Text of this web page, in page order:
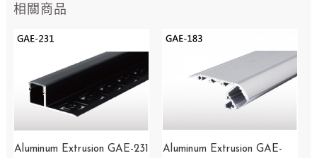
相關商品
Aluminum Extrusion GAE-231
Aluminum Extrusion GAE-